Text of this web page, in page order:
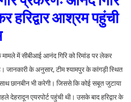
हरिद्वार आश्रम पहुंची
मामले में सीबीआई आनंद गिरि को रिमांड पर लेकर
जानकारी के अनुसार, टीम श्यामपुर के कांगड़ी स्थित
छानबीन भी करेगी। जिससे कि कोई सबूत जुटाया
देहरादून एयरपोर्ट पहुंची थी। उसके बाद हरिद्वार के